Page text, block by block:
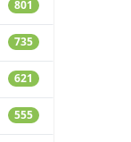
801
735
621
555